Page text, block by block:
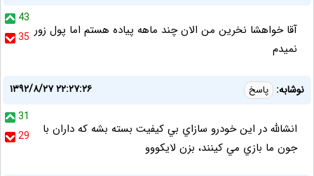
43
35 آقا خواهشا نخرین من الان چند ماهه پیاده هستم اما پول زور
نمیدم
نوشابه: پاسخ
۱۳۹۲/۸/۲۷ ۲۲:۲۷:۲۶
31
29
انشالله در اين خودرو سازاي بي كيفيت بسته بشه كه داران با
جون ما بازي مي كينند، بزن لايكووو